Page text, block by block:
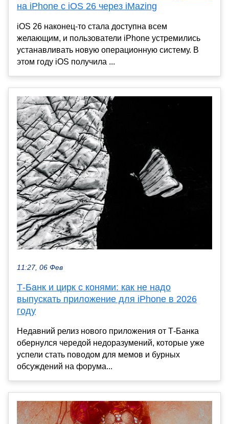
на iPhone с iOS 26 через iMazing
iOS 26 наконец-то стала доступна всем
желающим, и пользователи iPhone устремились
устанавливать новую операционную систему. В
этом году iOS получила ...
11:27, 06 Фев
Т-Банк и цирк с конями: как не надо
выпускать приложение для iPhone в 2026
году
Недавний релиз нового приложения от Т‑Банка
обернулся чередой недоразумений, которые уже
успели стать поводом для мемов и бурных
обсуждений на форума...